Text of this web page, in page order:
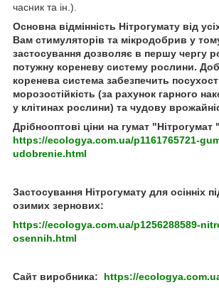
часник та ін.).
Основна відмінність Нітрогумату від
Вам стимуляторів та мікродобрив у
застосування дозволяє в першу чергу
потужну кореневу систему рослини.
коренева система забезпечить
морозостійкість (за рахунок гарного
у клітинах рослини) та чудову
Дрібнооптові ціни на гумат
https://ecologya.com.ua/p1161765721-
udobrenie.html
Застосування Нітрогумату для осінніх
озимих зернових:
https://ecologya.com.ua/p1256288589-
osennih.html
Сайт виробника: https://